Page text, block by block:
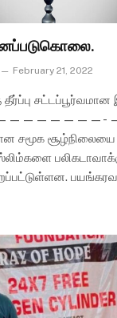
February 21, 2022
சமூக சூழ்நிலையை